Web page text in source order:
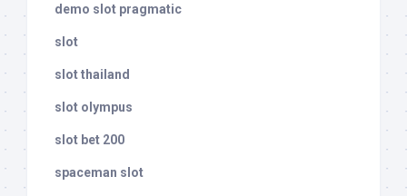
demo slot pragmatic
slot
slot thailand
slot olympus
slot bet 200
spaceman slot